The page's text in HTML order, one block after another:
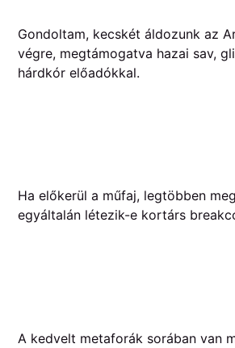
Gondoltam, kecskét áldozunk az
végre, megtámogatva hazai sav,
hárdkór előadókkal.
Ha előkerül a műfaj, legtöbben
egyáltalán létezik-e kortárs
A kedvelt metaforák sorában van